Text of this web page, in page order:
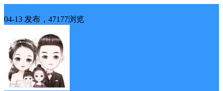
04-13 发布，47177浏览